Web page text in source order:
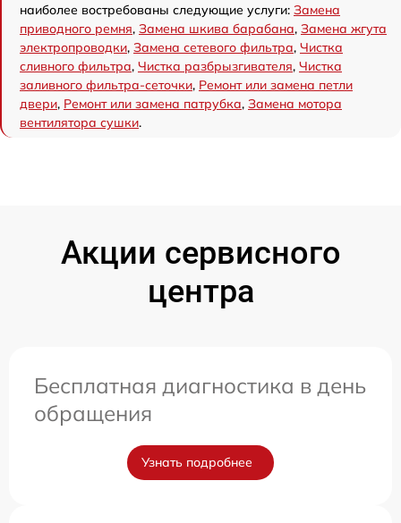
наиболее востребованы следующие услуги: Замена
приводного ремня, Замена шкива барабана, Замена жгута
электропроводки, Замена сетевого фильтра, Чистка
сливного фильтра, Чистка разбрызгивателя, Чистка
заливного фильтра-сеточки, Ремонт или замена петли
двери, Ремонт или замена патрубка, Замена мотора
вентилятора сушки.
Акции сервисного
центра
Бесплатная диагностика в день
обращения
Узнать подробнее